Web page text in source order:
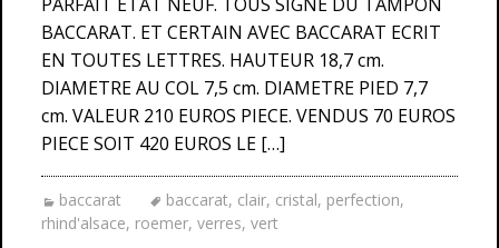
BACCARAT. ET CERTAIN AVEC BACCARAT ECRIT
EN TOUTES LETTRES. HAUTEUR 18,7 cm.
DIAMETRE AU COL 7,5 cm. DIAMETRE PIED 7,7
cm. VALEUR 210 EUROS PIECE. VENDUS 70 EUROS
PIECE SOIT 420 EUROS LE […]
baccarat baccarat, clair, cristal, perfection,
rhind'alsace, roemer, verres, vert